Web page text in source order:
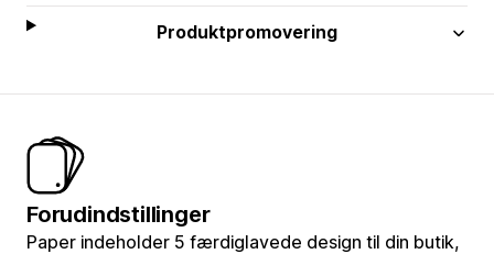
Produktpromovering
Forudindstillinger
Paper indeholder 5 færdiglavede design til din butik,